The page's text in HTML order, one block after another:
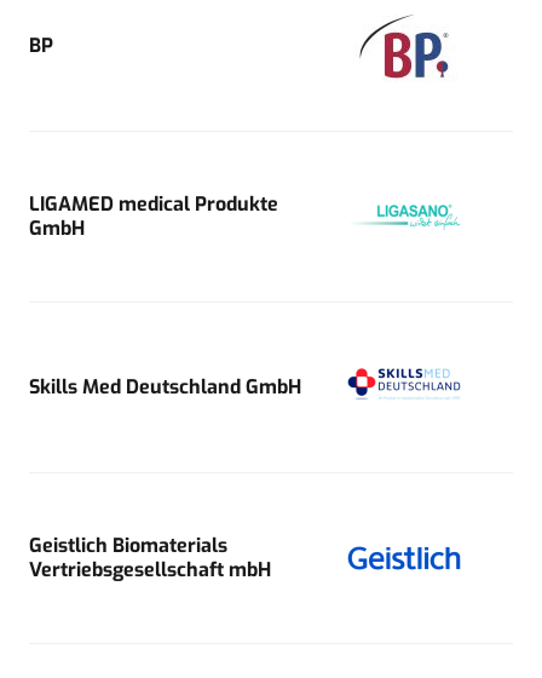
BP
LIGAMED medical Produkte
GmbH
Skills Med Deutschland GmbH
Geistlich Biomaterials
Vertriebsgesellschaft mbH